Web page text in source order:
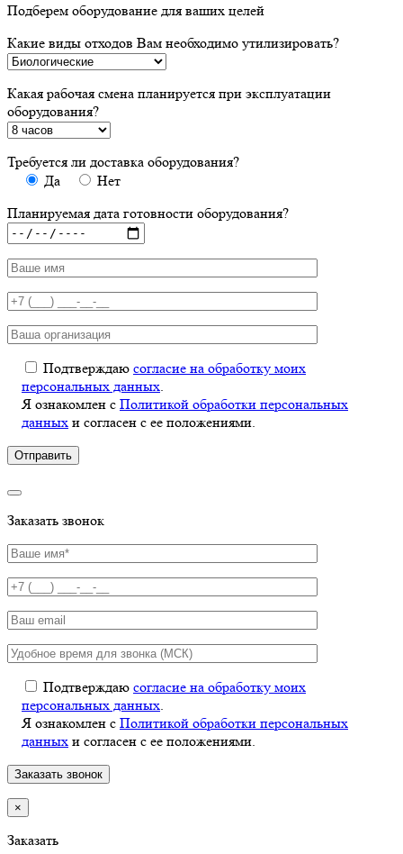
Подберем оборудование для ваших целей
Какие виды отходов Вам необходимо утилизировать?
Какая рабочая смена планируется при эксплуатации
оборудования?
Требуется ли доставка оборудования?
Да
Нет
Планируемая дата готовности оборудования?
Подтверждаю согласие на обработку моих
персональных данных
Я ознакомлен с Политикой обработки персональных
данных и согласен с ее положениями.
Заказать звонок
Подтверждаю согласие на обработку моих
персональных данных
Я ознакомлен с Политикой обработки персональных
данных и согласен с ее положениями.
×
Заказать